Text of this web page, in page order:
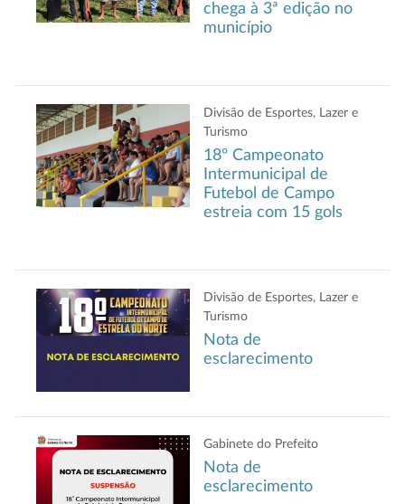
chega à 3ª edição no
município
Divisão de Esportes, Lazer e
Turismo
18º Campeonato
Intermunicipal de
Futebol de Campo
estreia com 15 gols
Divisão de Esportes, Lazer e
Turismo
Nota de
esclarecimento
Gabinete do Prefeito
Nota de
esclarecimento